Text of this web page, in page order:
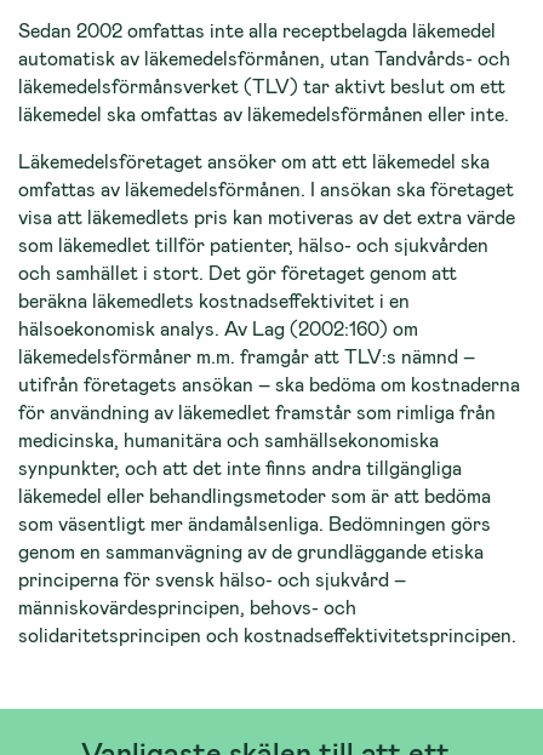
Sedan 2002 omfattas inte alla receptbelagda läkemedel
automatisk av läkemedelsförmånen, utan Tandvårds- och
läkemedelsförmånsverket (TLV) tar aktivt beslut om ett
läkemedel ska omfattas av läkemedelsförmånen eller inte.
Läkemedelsföretaget ansöker om att ett läkemedel ska
omfattas av läkemedelsförmånen. I ansökan ska företaget
visa att läkemedlets pris kan motiveras av det extra värde
som läkemedlet tillför patienter, hälso- och sjukvården
och samhället i stort. Det gör företaget genom att
beräkna läkemedlets kostnadseffektivitet i en
hälsoekonomisk analys. Av Lag (2002:160) om
läkemedelsförmåner m.m. framgår att TLV:s nämnd –
utifrån företagets ansökan – ska bedöma om kostnaderna
för användning av läkemedlet framstår som rimliga från
medicinska, humanitära och samhällsekonomiska
synpunkter, och att det inte finns andra tillgängliga
läkemedel eller behandlingsmetoder som är att bedöma
som väsentligt mer ändamålsenliga. Bedömningen görs
genom en sammanvägning av de grundläggande etiska
principerna för svensk hälso- och sjukvård –
människovärdesprincipen, behovs- och
solidaritetsprincipen och kostnadseffektivitetsprincipen.